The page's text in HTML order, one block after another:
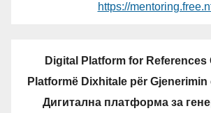
https://
Digital Platform for References
Platformë Dixhitale për Gjenerimin
Дигитална платформа за